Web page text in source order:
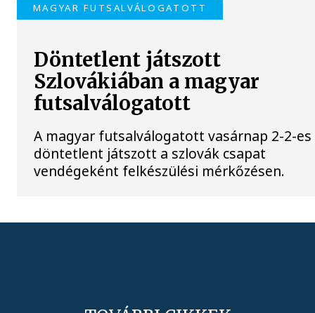
MAGYAR FUTSALVÁLOGATOTT
Döntetlent játszott
Szlovákiában a magyar
futsalválogatott
A magyar futsalválogatott vasárnap 2-2-es
döntetlent játszott a szlovák csapat
vendégeként felkészülési mérkőzésen.